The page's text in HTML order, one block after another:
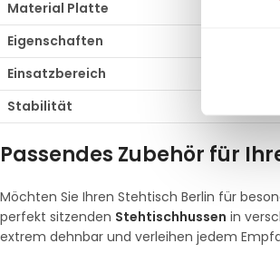
Material Platte
Eigenschaften
Einsatzbereich
Stabilität
Passendes Zubehör für
Möchten Sie Ihren Stehtisch Berlin für
perfekt sitzenden Stehtischhussen in
extrem dehnbar und verleihen jedem